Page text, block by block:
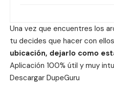
Una vez que encuentres los
tu decides que hacer con
ubicación, dejarlo como
Aplicación 100% útil y muy
Descargar DupeGuru